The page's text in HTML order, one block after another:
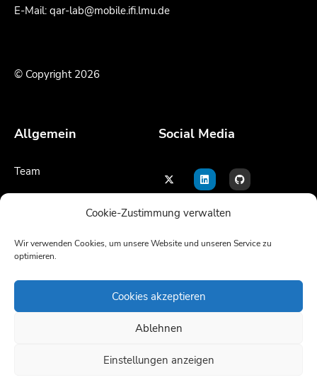
Cookie-Zustimmung verwalten
Wir verwenden Cookies, um unsere Website und unseren Service zu
optimieren.
Cookies akzeptieren
Ablehnen
Einstellungen anzeigen
E-Mail: qar-lab@mobile.ifi.lmu.de
© Copyright 2026
Allgemein
Team
Social Media